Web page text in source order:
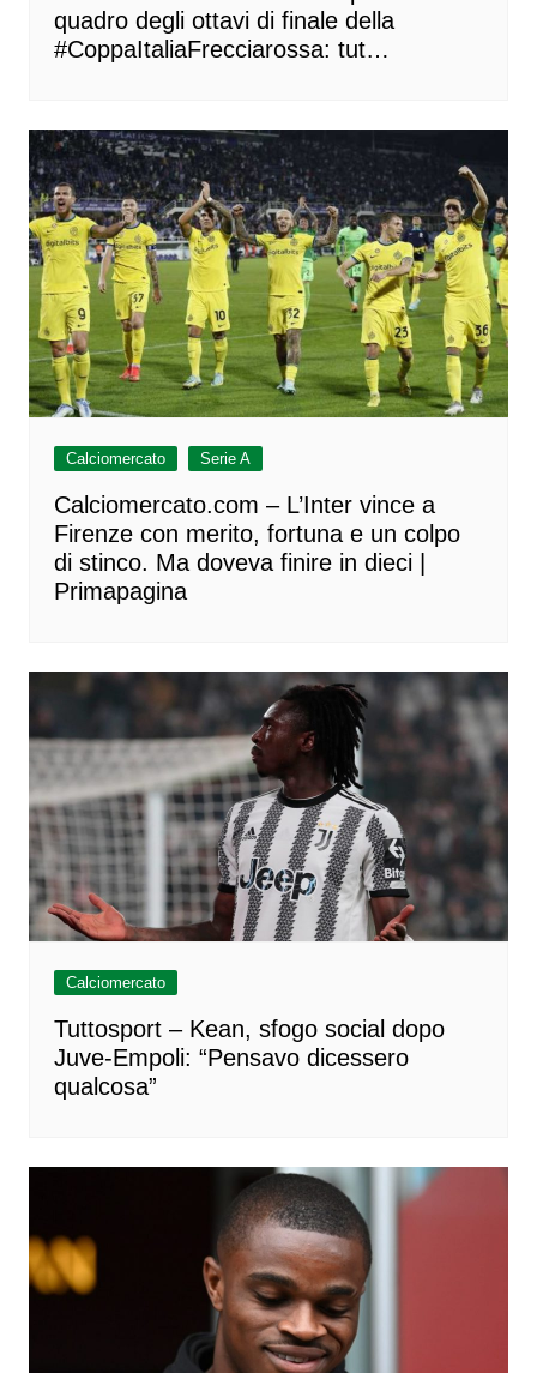
quadro degli ottavi di finale della
#CoppaItaliaFrecciarossa: tut…
Calciomercato Serie A
Calciomercato.com – L’Inter vince a
Firenze con merito, fortuna e un colpo
di stinco. Ma doveva finire in dieci |
Primapagina
Calciomercato
Tuttosport – Kean, sfogo social dopo
Juve-Empoli: “Pensavo dicessero
qualcosa”